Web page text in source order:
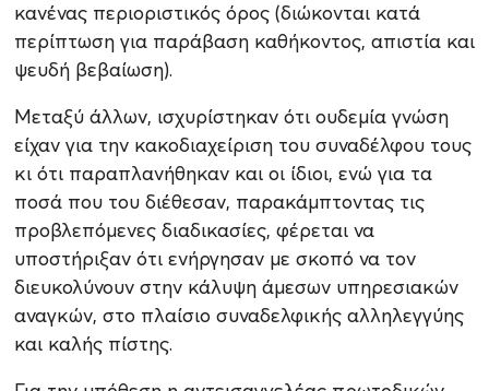
κανένας περιοριστικός όρος (διώκονται κατά
περίπτωση για παράβαση καθήκοντος, απιστία και
ψευδή βεβαίωση).
Μεταξύ άλλων, ισχυρίστηκαν ότι ουδεμία γνώση
είχαν για την κακοδιαχείριση του συναδέλφου τους
κι ότι παραπλανήθηκαν και οι ίδιοι, ενώ για τα
ποσά που του διέθεσαν, παρακάμπτοντας τις
προβλεπόμενες διαδικασίες, φέρεται να
υποστήριξαν ότι ενήργησαν με σκοπό να τον
διευκολύνουν στην κάλυψη άμεσων υπηρεσιακών
αναγκών, στο πλαίσιο συναδελφικής αλληλεγγύης
και καλής πίστης.